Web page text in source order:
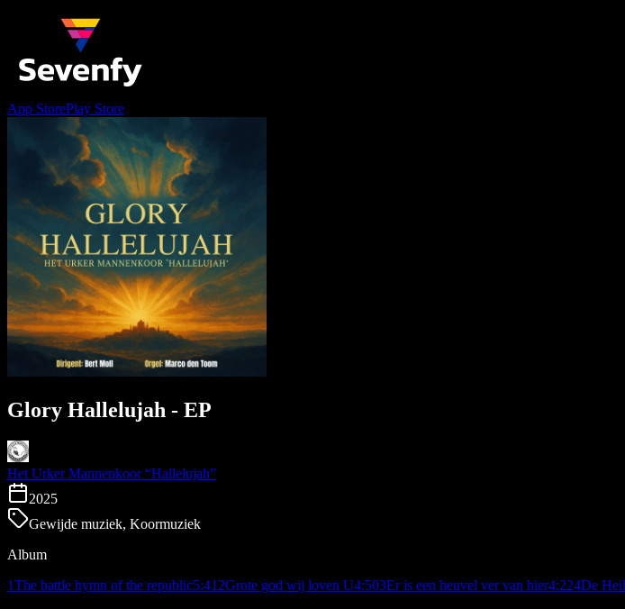
App StorePlay Store
Glory Hallelujah - EP
Het Urker Mannenkoor “Hallelujah”
2025
Gewijde muziek, Koormuziek
Album
1The battle hymn of the republic5:41 2Grote god wij loven U4:503Er is een heuvel ver van hier4:224De